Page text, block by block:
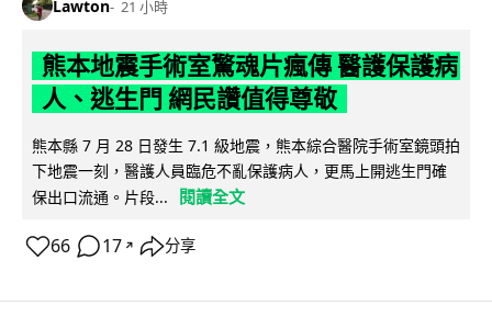
Lawton 21 小時
熊本地震手術室驚魂片瘋傳 醫護保護病
人、逃生門 網民讚值得尊敬
熊本縣 7 月 28 日發生 7.1 級地震，熊本綜合醫院手術室鏡頭拍
下地震一刻，醫護人員臨危不亂保護病人，更馬上開逃生門確
保出口流通。片段...
閱讀全文
66 17 ↗ 分享